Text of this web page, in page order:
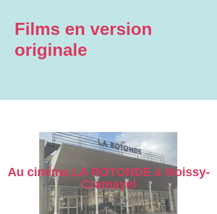
Films en version
originale
Au cinéma LA ROTONDE à Moissy-
Cramayel